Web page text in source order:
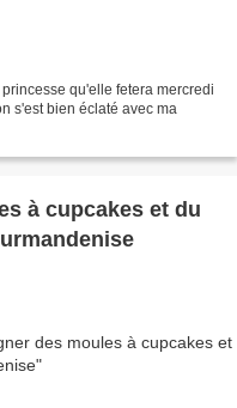
qu'elle fetera mercredi
s'est bien éclaté avec ma
à cupcakes et du